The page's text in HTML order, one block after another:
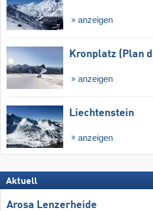
anzeigen
Kronplatz (Plan
anzeigen
Liechtenstein
anzeigen
Aktuell
Arosa Lenzerheide